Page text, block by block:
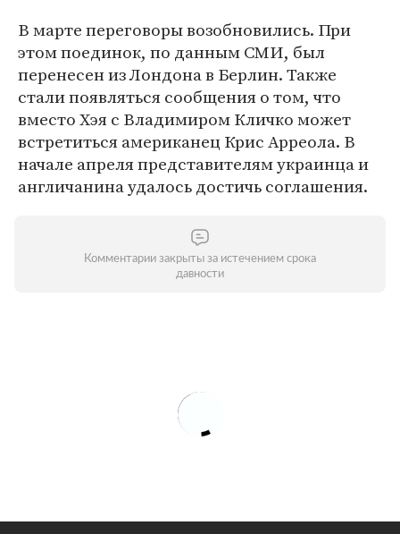
В марте переговоры возобновились. При
этом поединок, по данным СМИ, был
перенесен из Лондона в Берлин. Также
стали появляться сообщения о том, что
вместо Хэя с Владимиром Кличко может
встретиться американец Крис Арреола. В
начале апреля представителям украинца и
англичанина удалось достичь соглашения.
Комментарии закрыты за истечением срока
давности